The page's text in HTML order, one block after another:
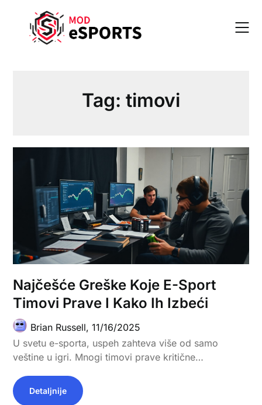
content
Tag: timovi
Najčešće Greške Koje E-Sport
Timovi Prave I Kako Ih Izbeći
Brian Russell,11/16/2025
U svetu e-sporta, uspeh zahteva više od samo
veštine u igri. Mnogi timovi prave kritične…
Detaljnije